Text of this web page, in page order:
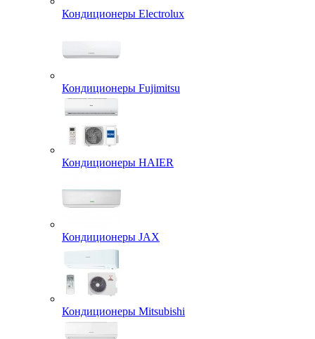
Кондиционеры Electrolux
Кондиционеры Fujimitsu
Кондиционеры HAIER
Кондиционеры JAX
Кондиционеры Mitsubishi